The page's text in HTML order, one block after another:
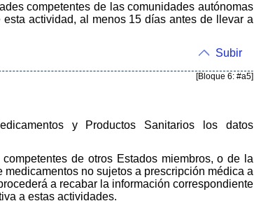
competentes de las comunidades autónomas
actividad, al menos 15 días antes de llevar a
Subir
[Bloque 6: #a5]
y Productos Sanitarios los datos
de otros Estados miembros, o de la
no sujetos a prescripción médica a
a recabar la información correspondiente
a estas actividades.